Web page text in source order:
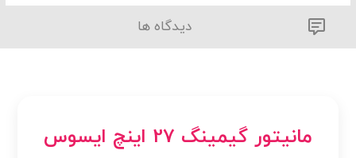
دیدگاه ها
مانیتور گیمینگ 27 اینچ ایسوس